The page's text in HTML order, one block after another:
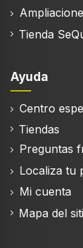
La
95 min
Parrilla
Cocción
Función
Tienda
Ayuda
Centro
Tiendas
Preguntas
Localiza tu
Mi cuenta
Mapa del